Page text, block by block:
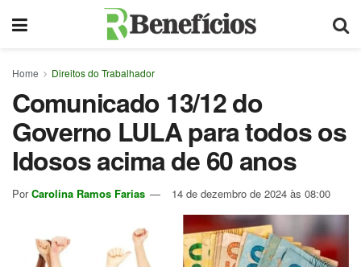
Home Direitos do Trabalhador
Comunicado 13/12 do
Governo LULA para todos os
Idosos acima de 60 anos
Por Carolina Ramos Farias 14 de dezembro de 2024 às 08:00